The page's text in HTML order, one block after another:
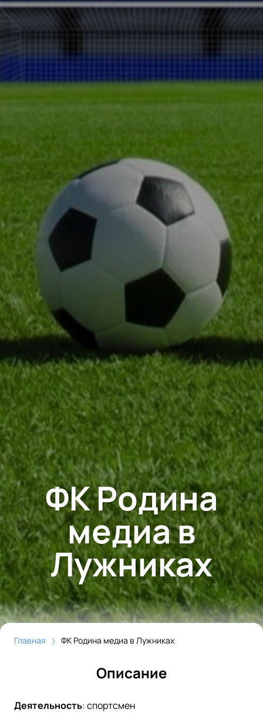
ФК Родина
медиа в
Лужниках
Главная ФК Родина медиа в Лужниках
Описание
Деятельность:спортсмен